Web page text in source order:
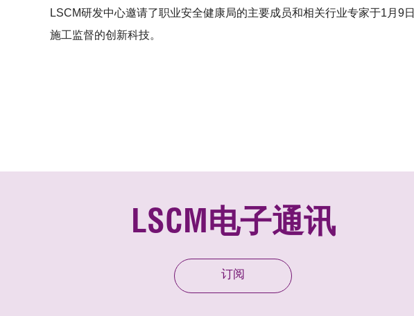
LSCM研发中心邀请了职业安全健康局的主要成员和相关行业专家于1月
施工监督的创新科技。
LSCM电子通讯
订阅